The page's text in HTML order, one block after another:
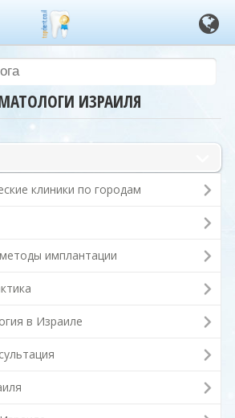
ИЗРАИЛЯ
клиники по городам
имплантации
в Израиле